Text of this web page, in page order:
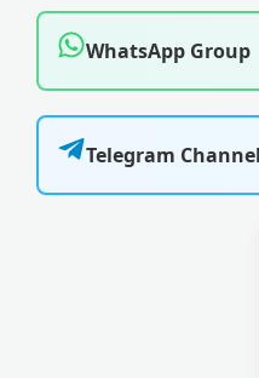
WhatsApp Group
Telegram Channel